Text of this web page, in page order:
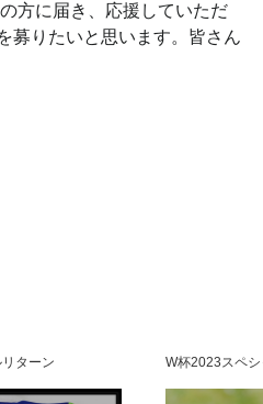
方に届き、応援していただ
募りたいと思います。皆さん
ターン W杯2023スペ